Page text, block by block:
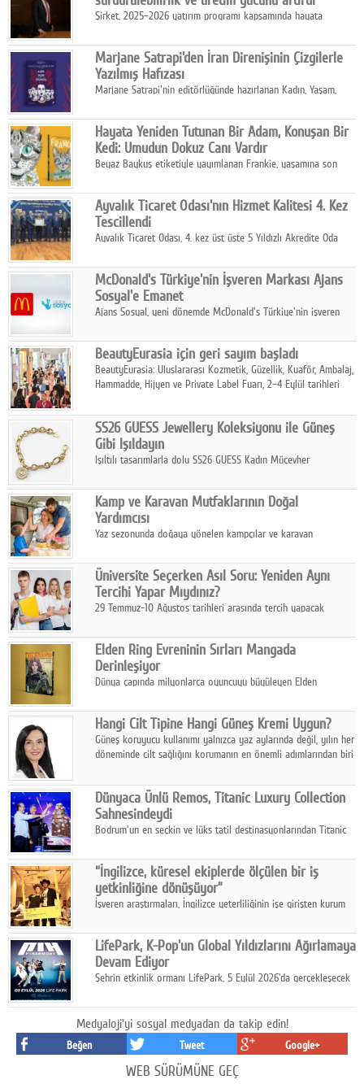
Şirket, 2025–2026 yatırım programı kapsamında hayata
hem de ihracat kapasitesini destekleyen altyapısını güçlendirdi.
Marjane Satrapi'den İran Direnişinin Çizgilerle
Yazılmış Hafızası
Marjane Satrapi'nin editörlüğünde hazırlanan Kadın, Yaşam,
protestolarını tarihsel, siyasal ve toplumsal boyutlarıyla
anlatan bir grafik roman.
Hayata Yeniden Tutunan Bir Adam, Konuşan Bir
Kedi: Umudun Dokuz Canı Vardır
Beyaz Baykuş etiketiyle yayımlanan Frankie, yaşamına son
sokak kedisi Frankie ile başlayan sıra dışı bir hikâyeyi konu
alıyor.
Ayvalık Ticaret Odası'nın Hizmet Kalitesi 4. Kez
Tescillendi
Ayvalık Ticaret Odası, 4. kez üst üste 5 Yıldızlı Akredite Oda
törenle aldı.
McDonald's Türkiye'nin İşveren Markası Ajans
Sosyal'e Emanet
Ajans Sosyal, yeni dönemde McDonald's Türkiye'nin işveren
BeautyEurasia için geri sayım başladı
BeautyEurasia: Uluslararası Kozmetik, Güzellik, Kuaför, Ambalaj,
Hammadde, Hijyen ve Private Label Fuarı, 2–4 Eylül tarihleri
SS26 GUESS Jewellery Koleksiyonu ile Güneş
Gibi Işıldayın
Işıltılı tasarımlarla dolu SS26 GUESS Kadın Mücevher
dokunuşunu taşıyor.
Kamp ve Karavan Mutfaklarının Doğal
Yardımcısı
Yaz sezonunda doğaya yönelen kampçılar ve karavan
temizlik sağlayan, çevreye duyarlı bitkisel içerikli ürünleri tercih
ediyor.
Üniversite Seçerken Asıl Soru: Yeniden Aynı
Tercihi Yapar Mıydınız?
29 Temmuz-10 Ağustos tarihleri arasında tercih yapacak
Elden Ring Evreninin Sırları Mangada
Derinleşiyor
Dünya çapında milyonlarca oyuncuyu büyüleyen Elden
aksiyonu ve karanlık fantastik atmosferi bir araya getirmeyi
sürdürüyor.
Hangi Cilt Tipine Hangi Güneş Kremi Uygun?
Güneş koruyucu kullanımı yalnızca yaz aylarında değil, yılın her
döneminde cilt sağlığını korumanın en önemli adımlarından biri
Dünyaca Ünlü Remos, Titanic Luxury Collection
Sahnesindeydi
Bodrum'un en seçkin ve lüks tatil destinasyonlarından Titanic
yaz etkinlikleri kapsamında uluslararası yıldızları ağırlamaya
devam ediyor
“İngilizce, küresel ekiplerde ölçülen bir iş
yetkinliğine dönüşüyor”
İşveren araştırmaları, İngilizce yeterliliğinin işe girişten kurum
gösteriyor.
LifePark, K-Pop'un Global Yıldızlarını Ağırlamaya
Devam Ediyor
Şehrin etkinlik ormanı LifePark, 5 Eylül 2026'da gerçekleşecek
haritasında önemli bir destinasyon haline getirmeye
hazırlanıyor.
Medyaloji'yi sosyal medyadan da takip edin!
Beğen Tweet Google+
WEB SÜRÜMÜNE GEÇ